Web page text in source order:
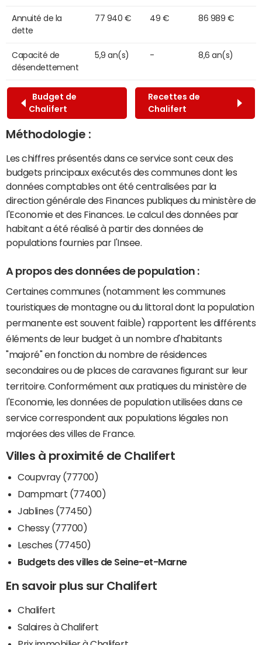
Annuité de la
dette
77 940 € 49 € 86 989 €
Capacité de
désendettement
5,9 an(s) - 8,6 an(s)
Budget de
Chalifert
Recettes de
Chalifert
Méthodologie :
Les chiffres présentés dans ce service sont ceux des
budgets principaux exécutés des communes dont les
données comptables ont été centralisées par la
direction générale des Finances publiques du ministère de
l'Economie et des Finances. Le calcul des données par
habitant a été réalisé à partir des données de
populations fournies par l'Insee.
A propos des données de population :
Certaines communes (notamment les communes
touristiques de montagne ou du littoral dont la population
permanente est souvent faible) rapportent les différents
éléments de leur budget à un nombre d'habitants
"majoré" en fonction du nombre de résidences
secondaires ou de places de caravanes figurant sur leur
territoire. Conformément aux pratiques du ministère de
l'Economie, les données de population utilisées dans ce
service correspondent aux populations légales non
majorées des villes de France.
Villes à proximité de Chalifert
Coupvray (77700)
Dampmart (77400)
Jablines (77450)
Chessy (77700)
Lesches (77450)
Budgets des villes de Seine-et-Marne
En savoir plus sur Chalifert
Chalifert
Salaires à Chalifert